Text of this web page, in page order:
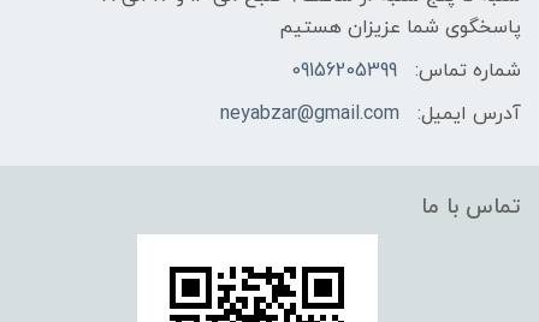
پاسخگوی شما عزیزان هستیم
شماره تماس:
09156205399
آدرس ایمیل:
neyabzar@gmail.com
تماس با ما